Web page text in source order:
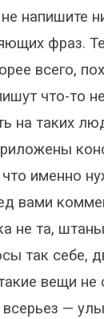
напишите
фраз.
всего,
что-то
на таких
именно
вами
не та,
так себе,
вещи не
—